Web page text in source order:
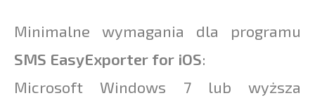
Minimalne wymagania dla programu
SMS EasyExporter for iOS:
Microsoft Windows 7 lub wyższa